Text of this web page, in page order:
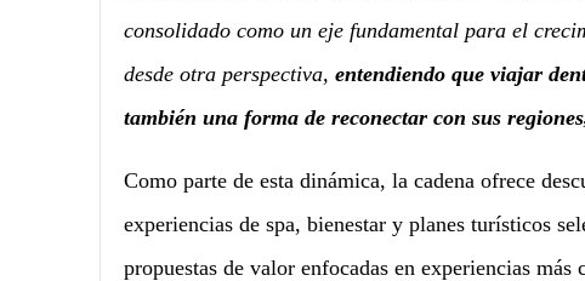
consolidado como un eje fundamental para el
desde otra perspectiva, entendiendo que viajar
también una forma de reconectar con sus
Como parte de esta dinámica, la cadena ofrece
experiencias de spa, bienestar y planes turísticos
propuestas de valor enfocadas en experiencias